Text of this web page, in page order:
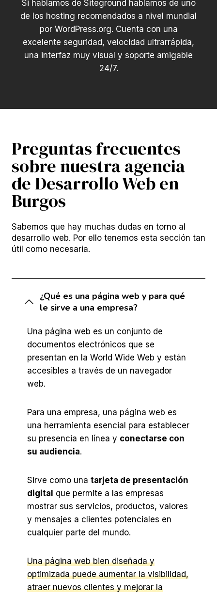
Si hablamos de Siteground hablamos de uno
de los hosting recomendados a nivel mundial
por WordPress.org. Cuenta con una
excelente seguridad, velocidad ultrarrápida,
una interfaz muy visual y soporte amigable
24/7.
Preguntas frecuentes
sobre nuestra agencia
de Desarrollo Web en
Burgos
Sabemos que hay muchas dudas en torno al
desarrollo web. Por ello tenemos esta sección tan
útil como necesaria.
¿Qué es una página web y para qué
le sirve a una empresa?
Una página web es un conjunto de
documentos electrónicos que se
presentan en la World Wide Web y están
accesibles a través de un navegador
web.
Para una empresa, una página web es
una herramienta esencial para establecer
su presencia en línea y conectarse con
su audiencia.
Sirve como una tarjeta de presentación
digital que permite a las empresas
mostrar sus servicios, productos, valores
y mensajes a clientes potenciales en
cualquier parte del mundo.
Una página web bien diseñada y
optimizada puede aumentar la visibilidad,
atraer nuevos clientes y mejorar la